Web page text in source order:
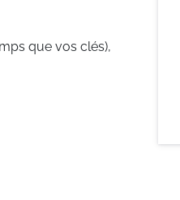
que vos clés),